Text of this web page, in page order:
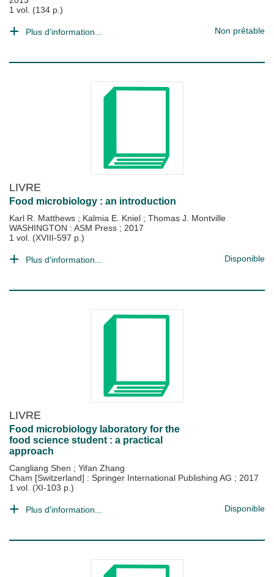
1 vol. (134 p.)
Plus d'information... Non prêtable
LIVRE
Food microbiology : an introduction
Karl R. Matthews ; Kalmia E. Kniel ; Thomas J. Montville
WASHINGTON : ASM Press ; 2017
1 vol. (XVIII-597 p.)
Plus d'information... Disponible
LIVRE
Food microbiology laboratory for the
food science student : a practical
approach
Cangliang Shen ; Yifan Zhang
Cham [Switzerland] : Springer International Publishing AG ; 2017
1 vol. (XI-103 p.)
Plus d'information... Disponible